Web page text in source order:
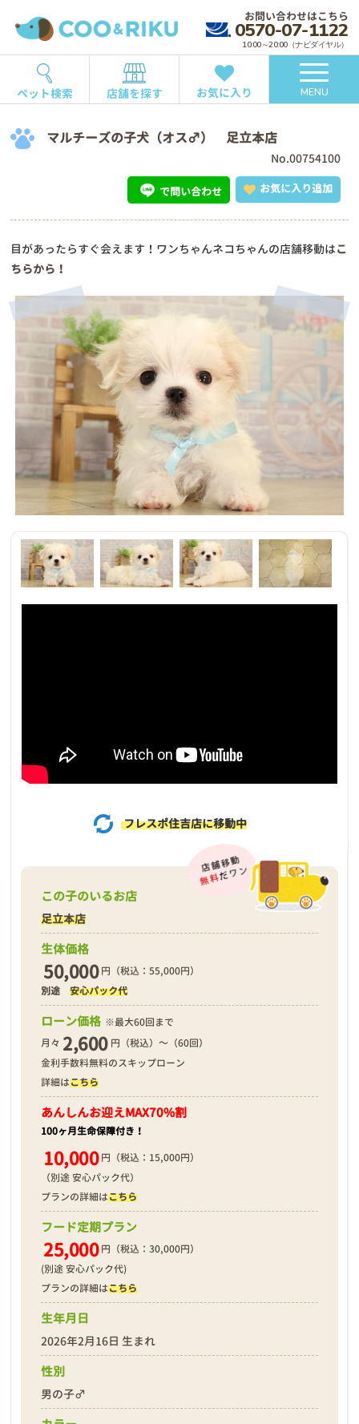
お問い合わせはこちら
0570-07-1122
10:00～20:00（ナビダイヤル）
ペット検索 店舗を探す お気に入り MENU
マルチーズの子犬（オス♂） 足立本店
No.00754100
お気に入り追加
で問い合わせ
目があったらすぐ会えます！ワンちゃんネコちゃんの店舗移動はこ
ちらから！
フレスポ住吉店に移動中
この子のいるお店
足立本店
生体価格
50,000 円（税込：55,000円）
別途安心パック代
ローン価格 ※最大60回まで
月々 2,600 円（税込）～（60回）
金利手数料無料のスキップローン
詳細はこちら
あんしんお迎えMAX70%割
100ヶ月生命保障付き！
10,000 円（税込：15,000円）
（別途 安心パック代）
プランの詳細はこちら
フード定期プラン
25,000 円（税込：30,000円）
(別途 安心パック代)
プランの詳細はこちら
生年月日
2026年2月16日 生まれ
性別
男の子♂